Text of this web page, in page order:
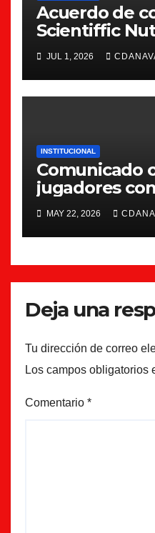
Acuerdo de
Scientiffic
JUL 1, 2026
INSTITUCIONAL
Comunicado
jugadores
la 26/27
MAY 22, 2026
Deja una
Tu dirección de correo
Los campos obligatorios
Comentario *